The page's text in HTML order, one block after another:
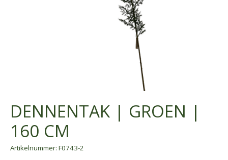
DENNENTAK | GROEN |
160 CM
Artikelnummer: F0743-2